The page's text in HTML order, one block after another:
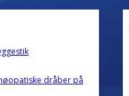
dråber på